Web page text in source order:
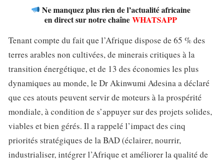
Ne manquez plus rien de l’actualité africaine
en direct sur notre chaîne WHATSAPP
Tenant compte du fait que l’Afrique dispose de 65 % des
terres arables non cultivées, de minerais critiques à la
transition énergétique, et de 13 des économies les plus
dynamiques au monde, le Dr Akinwumi Adesina a déclaré
que ces atouts peuvent servir de moteurs à la prospérité
mondiale, à condition de s’appuyer sur des projets solides,
viables et bien gérés. Il a rappelé l’impact des cinq
priorités stratégiques de la BAD (éclairer, nourrir,
industrialiser, intégrer l’Afrique et améliorer la qualité de